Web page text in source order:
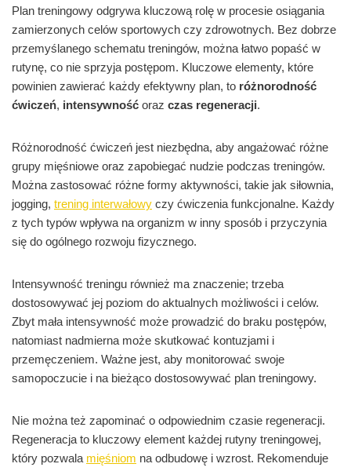
Plan treningowy odgrywa kluczową rolę w procesie osiągania
zamierzonych celów sportowych czy zdrowotnych. Bez dobrze
przemyślanego schematu treningów, można łatwo popaść w
rutynę, co nie sprzyja postępom. Kluczowe elementy, które
powinien zawierać każdy efektywny plan, to różnorodność
ćwiczeń, intensywność oraz czas regeneracji.
Różnorodność ćwiczeń jest niezbędna, aby angażować różne
grupy mięśniowe oraz zapobiegać nudzie podczas treningów.
Można zastosować różne formy aktywności, takie jak siłownia,
jogging, trening interwałowy czy ćwiczenia funkcjonalne. Każdy
z tych typów wpływa na organizm w inny sposób i przyczynia
się do ogólnego rozwoju fizycznego.
Intensywność treningu również ma znaczenie; trzeba
dostosowywać jej poziom do aktualnych możliwości i celów.
Zbyt mała intensywność może prowadzić do braku postępów,
natomiast nadmierna może skutkować kontuzjami i
przemęczeniem. Ważne jest, aby monitorować swoje
samopoczucie i na bieżąco dostosowywać plan treningowy.
Nie można też zapominać o odpowiednim czasie regeneracji.
Regeneracja to kluczowy element każdej rutyny treningowej,
który pozwala mięśniom na odbudowę i wzrost. Rekomenduje